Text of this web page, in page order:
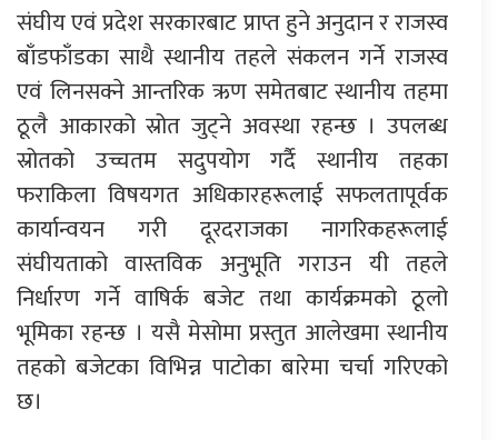
संघीय एवं प्रदेश सरकारबाट प्राप्त हुने अनुदान र राजस्व
बाँडफाँडका साथै स्थानीय तहले संकलन गर्ने राजस्व
एवं लिनसक्ने आन्तरिक ऋण समेतबाट स्थानीय तहमा
ठूलै आकारको स्रोत जुट्ने अवस्था रहन्छ । उपलब्ध
स्रोतको उच्चतम सदुपयोग गर्दै स्थानीय तहका
फराकिला विषयगत अधिकारहरूलाई सफलतापूर्वक
कार्यान्वयन गरी दूरदराजका नागरिकहरूलाई
संघीयताको वास्तविक अनुभूति गराउन यी तहले
निर्धारण गर्ने वाषिर्क बजेट तथा कार्यक्रमको ठूलो
भूमिका रहन्छ । यसै मेसोमा प्रस्तुत आलेखमा स्थानीय
तहको बजेटका विभिन्न पाटोका बारेमा चर्चा गरिएको
छ।